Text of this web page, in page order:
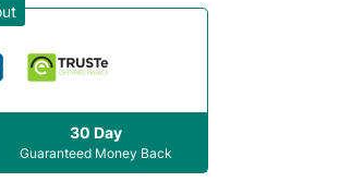
30 Day
Guaranteed Money Back